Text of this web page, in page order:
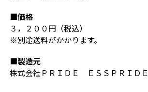
■価格
３，２００円（税込）
※別途送料がかかります。
■製造元
株式会社ＰＲＩＤＥ ＥＳＳＰＲＩＤＥ